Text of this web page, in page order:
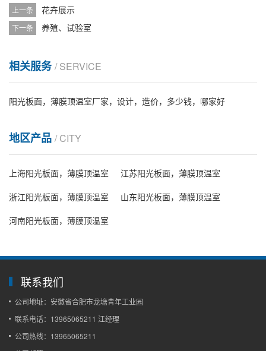
上一条 花卉展示
下一条 养殖、试验室
相关服务/ SERVICE
阳光板面，薄膜顶温室厂家，设计，造价，多少钱，哪家好
地区产品 / CITY
上海阳光板面，薄膜顶温室
江苏阳光板面，薄膜顶温室
浙江阳光板面，薄膜顶温室
山东阳光板面，薄膜顶温室
河南阳光板面，薄膜顶温室
联系我们
公司地址：安徽省合肥市龙塘青年工业园
联系电话：13965065211 江经理
公司热线：13965065211